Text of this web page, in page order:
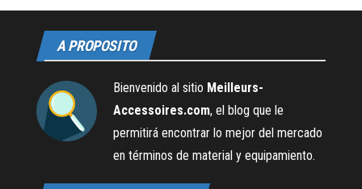
revisión
A PROPOSITO
Bienvenido al sitio Meilleurs-
Accessoires.com, el blog que le
permitirá encontrar lo mejor del mercado
en términos de material y equipamiento.